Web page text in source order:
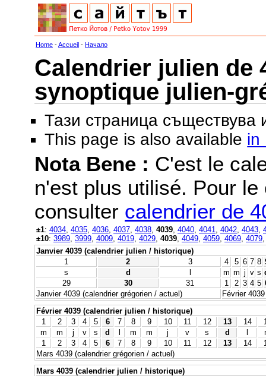
Home -Accueil - Начало
Calendrier julien de
synoptique julien-
Тази страница съществува
This page is also available in
Nota Bene : C'est le
n'est plus utilisé. Pour
consulter calendrier de
±1: 4034 4035 4036 4037 4038 4039 4040 4041 4042 4043
±10: 3989 3999 4009 4019 4029 4039 4049 4059 4069 4079
Janvier 4039 (calendrier julien / historique)
1
2 3 4 5 6 7 8
s
d l m m j v s
29
30 31 1 2 3 4 5
Janvier 4039 (calendrier grégorien / actuel)
Février
Février 4039 (calendrier julien / historique)
1
2 3 4 5 6 7 8 9 10 11 12 13 14
m
m j v s d m m j v s d
1
2 3 4 5 6 7 8 9 10 11 12 13 14
Mars 4039 (calendrier grégorien / actuel)
Mars 4039 (calendrier julien / historique)